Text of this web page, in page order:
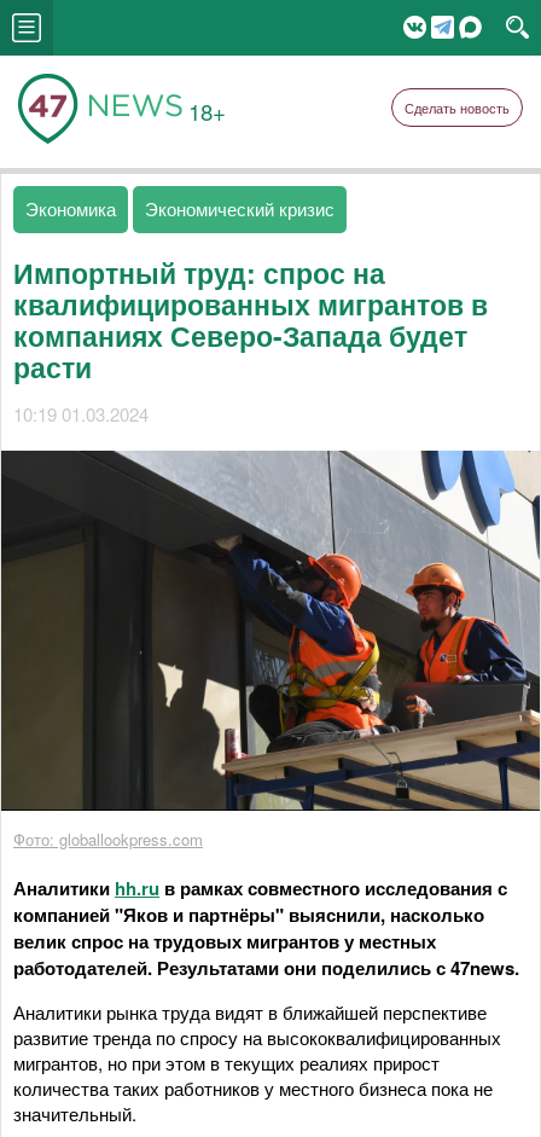
18+ Сделать новость
Экономика Экономический кризис
Импортный труд: спрос на
квалифицированных мигрантов в
компаниях Северо-Запада будет
расти
10:19 01.03.2024
Фото: globallookpress.com
Аналитики hh.ru в рамках совместного исследования с
компанией "Яков и партнёры" выяснили, насколько
велик спрос на трудовых мигрантов у местных
работодателей. Результатами они поделились с 47news.
Аналитики рынка труда видят в ближайшей перспективе
развитие тренда по спросу на высококвалифицированных
мигрантов, но при этом в текущих реалиях прирост
количества таких работников у местного бизнеса пока не
значительный.